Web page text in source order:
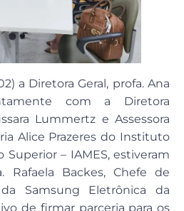
a Diretora Geral, profa. Ana
com a Diretora
Lummertz e Assessora
Alice Prazeres do Instituto
Superior – IAMES, estiveram
Rafaela Backes, Chefe de
Samsung Eletrônica da
de firmar parceria para os